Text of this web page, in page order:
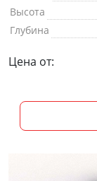
Высота
Глубина
Цена от: